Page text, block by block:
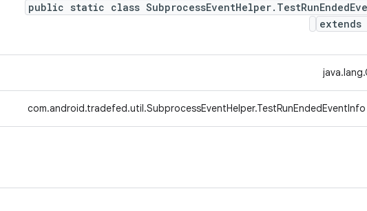
public static class
extends
com.android.tradefed.util.SubprocessEventHelper.TestRunEndedEventInfo